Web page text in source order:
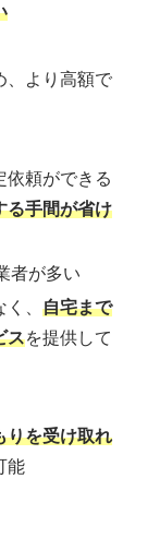
、より高額で
依頼ができる
る手間が省け
者が多い
、 自宅まで
スを提供して
りを受け取れ
能